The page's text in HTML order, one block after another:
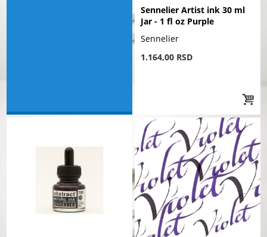
Sennelier Artist ink 30 ml
Jar - 1 fl oz Purple
Sennelier
1.164,00 RSD